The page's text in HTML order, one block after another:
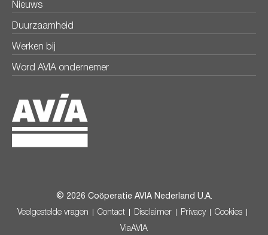
Nieuws
Duurzaamheid
Werken bij
Word AVIA ondernemer
© 2026 Coöperatie AVIA Nederland U.A.
Veelgestelde vragen Contact Disclaimer Privacy Cookies
ViaAVIA